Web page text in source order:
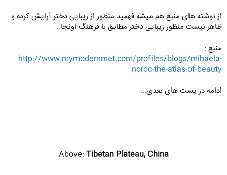
از نوشته های منبع هم میشه فهمید منظور از زیبایی دختر آرایش کرده و
ظاهر نیست منظور زیبایی دختر مطابق با فرهنگ اونجا..
منبع :
http://www.mymodernmet.com/profiles/blogs/mihaela-
noroc-the-atlas-of-beauty
ادامه در پست های بعدی...
Above: Tibetan Plateau, China